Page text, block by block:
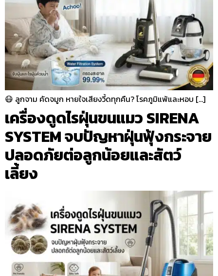
😷 ลูกจาม คัดจมูก หายใจเสียงวี้ดทุกคืน? โรคภูมิแพ้และหอบ […]
เครื่องดูดไรฝุ่นขนแมว SIRENA
SYSTEM จบปัญหาฝุ่นฟุ้งกระจาย
ปลอดภัยต่อลูกน้อยและสัตว์
เลี้ยง